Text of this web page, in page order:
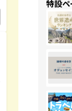
特設